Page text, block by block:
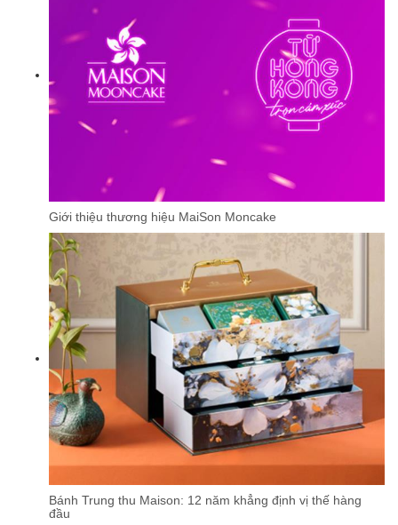
Giới thiệu thương hiệu MaiSon Moncake
Bánh Trung thu Maison: 12 năm khẳng định vị thế hàng
đầu